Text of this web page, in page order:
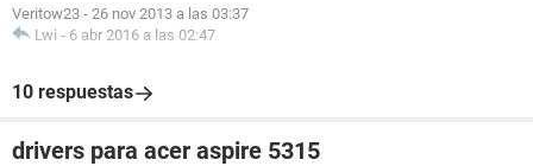
Veritow23 - 26 nov 2013 a las 03:37
Lwi - 6 abr 2016 a las 02:47
10 respuestas
drivers para acer aspire 5315